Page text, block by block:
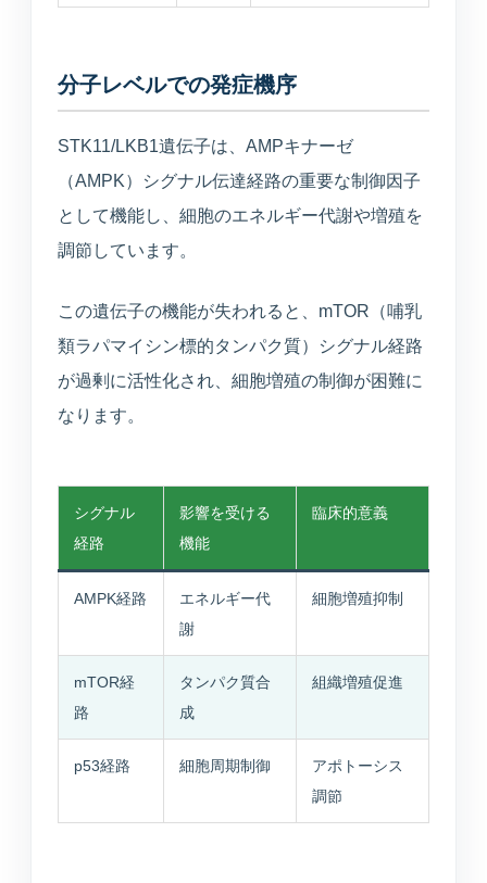
分子レベルでの発症機序
STK11/LKB1遺伝子は、AMPキナーゼ
（AMPK）シグナル伝達経路の重要な制御因子
として機能し、細胞のエネルギー代謝や増殖を
調節しています。
この遺伝子の機能が失われると、mTOR（哺乳
類ラパマイシン標的タンパク質）シグナル経路
が過剰に活性化され、細胞増殖の制御が困難に
なります。
シグナル
経路
影響を受ける
機能
臨床的意義
AMPK経路
エネルギー代
謝
細胞増殖抑制
mTOR経
路
タンパク質合
成
組織増殖促進
p53経路 細胞周期制御
アポトーシス
調節